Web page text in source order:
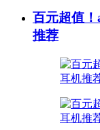
百元超值
推荐